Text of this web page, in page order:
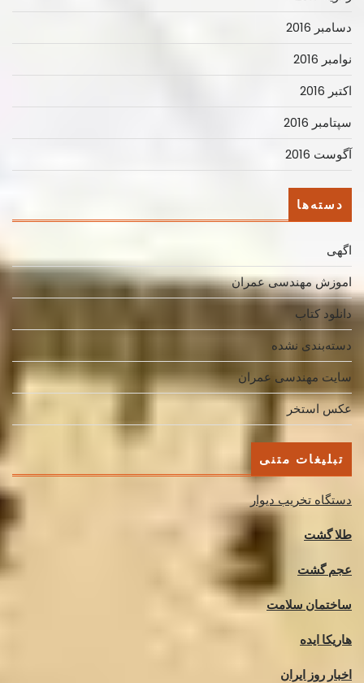
دسامبر 2016
نوامبر 2016
اکتبر 2016
سپتامبر 2016
آگوست 2016
دسته‌ها
اگهی
اموزش مهندسی عمران
دانلود کتاب
دسته‌بندی نشده
سایت مهندسی عمران
عکس استخر
تبلیغات متنی
دستگاه تخریب دیوار
طلا گشت
عجم گشت
ساختمان سلامت
هاریکا ایده
اخبار روز ایران